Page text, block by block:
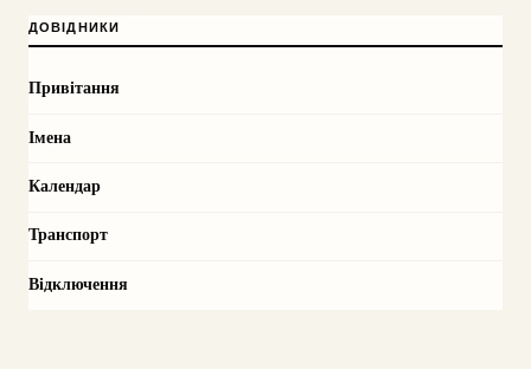
ДОВІДНИКИ
Привітання
Імена
Календар
Транспорт
Відключення